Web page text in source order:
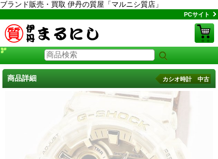
ブランド販売・買取 伊丹の質屋「マルニシ質店」
PCサイト
商品詳細 カシオ時計 中古